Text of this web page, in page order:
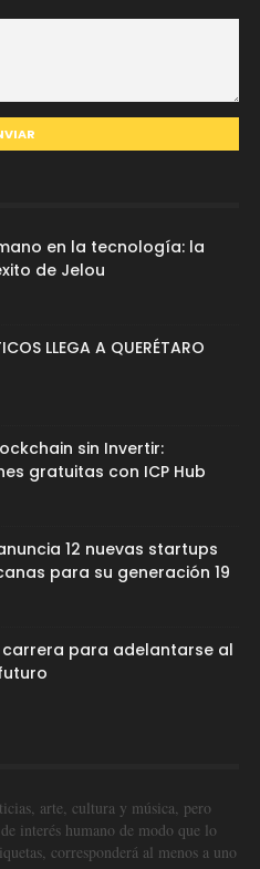
en la tecnología: la
de Jelou
LLEGA A QUERÉTARO
sin Invertir:
gratuitas con ICP Hub
12 nuevas startups
para su generación 19
para adelantarse al
arte, cultura y música, pero
interés humano de modo que lo
corresponderá al menos a uno